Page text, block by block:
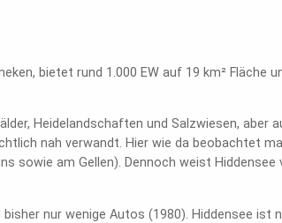
bietet rund 1.000 EW auf 19 km² Fläche
Heidelandschaften und Salzwiesen, aber
nah verwandt. Hier wie da beobachtet
sowie am Gellen). Dennoch weist Hiddensee
nur wenige Autos (1980). Hiddensee ist